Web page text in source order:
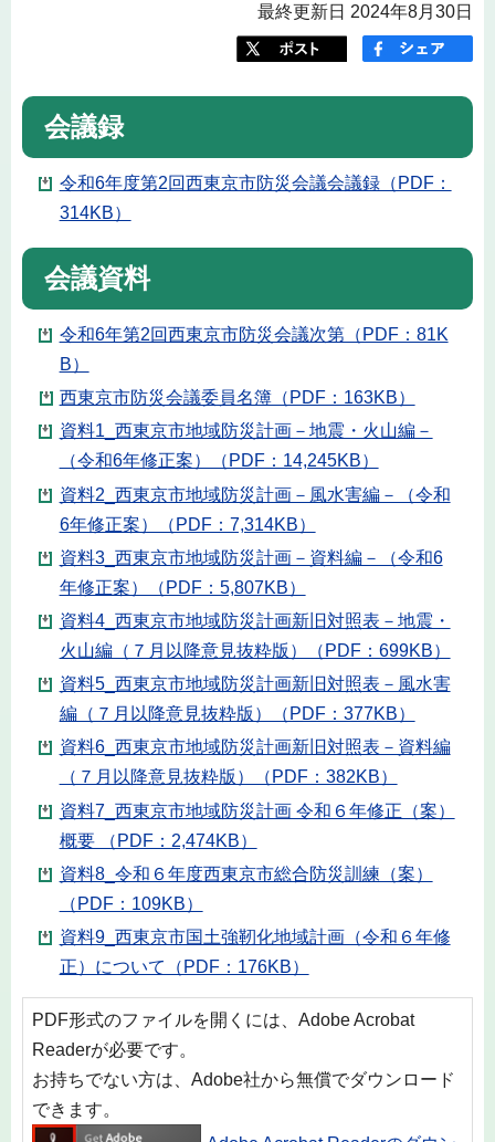
最終更新日 2024年8月30日
会議録
令和6年度第2回西東京市防災会議会議録（PDF：
314KB）
会議資料
令和6年第2回西東京市防災会議次第（PDF：81K
B）
西東京市防災会議委員名簿（PDF：163KB）
資料1_西東京市地域防災計画－地震・火山編－
（令和6年修正案）（PDF：14,245KB）
資料2_西東京市地域防災計画－風水害編－（令和
6年修正案）（PDF：7,314KB）
資料3_西東京市地域防災計画－資料編－（令和6
年修正案）（PDF：5,807KB）
資料4_西東京市地域防災計画新旧対照表－地震・
火山編（７月以降意見抜粋版）（PDF：699KB）
資料5_西東京市地域防災計画新旧対照表－風水害
編（７月以降意見抜粋版）（PDF：377KB）
資料6_西東京市地域防災計画新旧対照表－資料編
（７月以降意見抜粋版）（PDF：382KB）
資料7_西東京市地域防災計画 令和６年修正（案）
概要 （PDF：2,474KB）
資料8_令和６年度西東京市総合防災訓練（案）
（PDF：109KB）
資料9_西東京市国土強靭化地域計画（令和６年修
正）について（PDF：176KB）
PDF形式のファイルを開くには、Adobe Acrobat
Readerが必要です。
お持ちでない方は、Adobe社から無償でダウンロード
できます。